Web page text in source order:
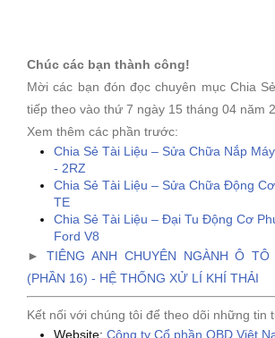
Chúc các bạn thành công!
Mời các bạn đón đọc chuyên mục Chia
tiếp theo vào thứ 7 ngày 15 tháng 04 năm
Xem thêm các phần trước:
Chia Sẻ Tài Liệu – Sửa Chữa Nắp
- 2RZ
Chia Sẻ Tài Liệu – Sửa Chữa Động
TE
Chia Sẻ Tài Liệu – Đại Tu Động Cơ
Ford V8
► TIÊNG ANH CHUYÊN NGÀNH Ô TÔ
(PHẦN 16) - HỆ THỐNG XỬ LÍ KHÍ THẢI
Kết nối với chúng tôi để theo dõi những tin
Website: Công ty Cổ phần OBD Việt